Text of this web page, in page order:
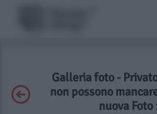
Galleria foto -
non possono
nuova Foto